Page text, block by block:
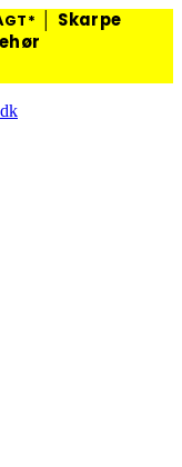
Skarpe